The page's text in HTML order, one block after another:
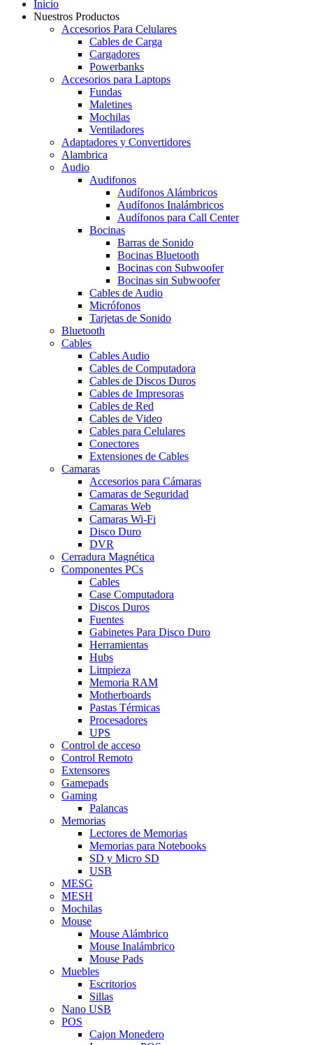
Inicio
Nuestros Productos
Accesorios Para Celulares
Cables de Carga
Cargadores
Powerbanks
Accesorios para Laptops
Fundas
Maletines
Mochilas
Ventiladores
Adaptadores y Convertidores
Alambrica
Audio
Audifonos
Audífonos Alámbricos
Audífonos Inalámbricos
Audífonos para Call Center
Bocinas
Barras de Sonido
Bocinas Bluetooth
Bocinas con Subwoofer
Bocinas sin Subwoofer
Cables de Audio
Micrófonos
Tarjetas de Sonido
Bluetooth
Cables
Cables Audio
Cables de Computadora
Cables de Discos Duros
Cables de Impresoras
Cables de Red
Cables de Video
Cables para Celulares
Conectores
Extensiones de Cables
Camaras
Accesorios para Cámaras
Camaras de Seguridad
Camaras Web
Camaras Wi-Fi
Disco Duro
DVR
Cerradura Magnética
Componentes PCs
Cables
Case Computadora
Discos Duros
Fuentes
Gabinetes Para Disco Duro
Herramientas
Hubs
Limpieza
Memoria RAM
Motherboards
Pastas Térmicas
Procesadores
UPS
Control de acceso
Control Remoto
Extensores
Gamepads
Gaming
Palancas
Memorias
Lectores de Memorias
Memorias para Notebooks
SD y Micro SD
USB
MESG
MESH
Mochilas
Mouse
Mouse Alámbrico
Mouse Inalámbrico
Mouse Pads
Muebles
Escritorios
Sillas
Nano USB
POS
Cajon Monedero